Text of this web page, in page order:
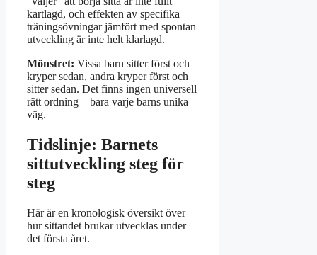
kartlagd, och effekten av specifika
träningsövningar jämfört med spontan
utveckling är inte helt klarlagd.
Mönstret: Vissa barn sitter först och
kryper sedan, andra kryper först och
sitter sedan. Det finns ingen universell
rätt ordning – bara varje barns unika
väg.
Tidslinje: Barnets
sittutveckling steg för
steg
Här är en kronologisk översikt över
hur sittandet brukar utvecklas under
det första året.